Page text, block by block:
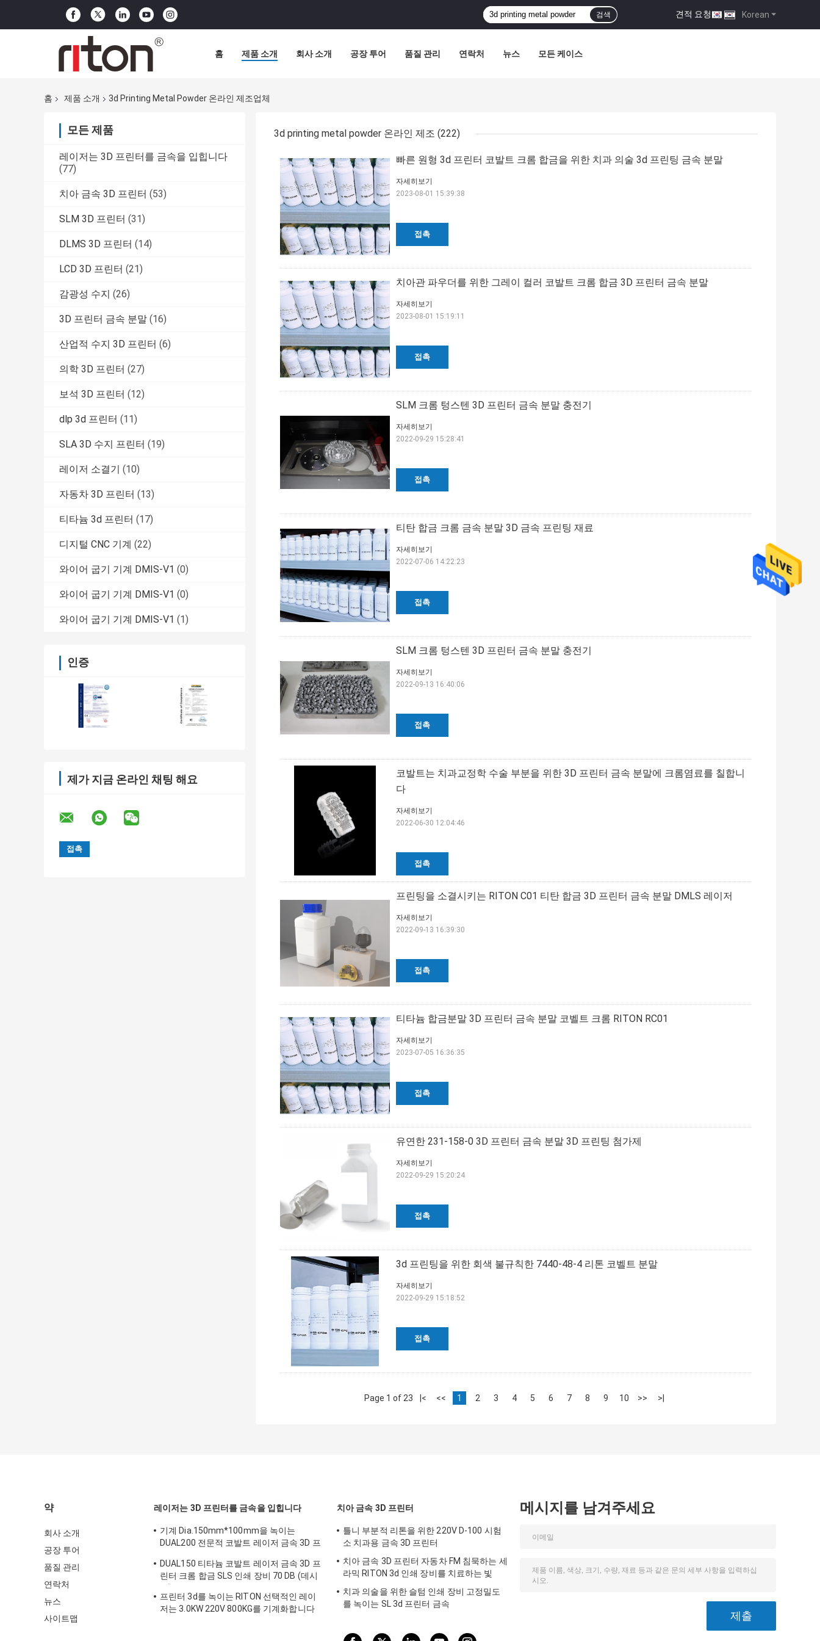
Korean
견적 요청 |
검색
홈 제품 소개 회사 소개 공장 투어 품질 관리 연락처 뉴스 모든 케이스
홈 제품 소개 3d Printing Metal Powder 온라인 제조업체
모든 제품
레이저는 3D 프린터를 금속을 입힙니다
(77)
치아 금속 3D 프린터 (53)
SLM 3D 프린터 (31)
DLMS 3D 프린터 (14)
LCD 3D 프린터 (21)
감광성 수지 (26)
3D 프린터 금속 분말 (16)
산업적 수지 3D 프린터 (6)
의학 3D 프린터 (27)
보석 3D 프린터 (12)
dlp 3d 프린터 (11)
SLA 3D 수지 프린터 (19)
레이저 소결기 (10)
자동차 3D 프린터 (13)
티타늄 3d 프린터 (17)
디지털 CNC 기계 (22)
와이어 굽기 기계 DMIS-V1 (0)
와이어 굽기 기계 DMIS-V1 (0)
와이어 굽기 기계 DMIS-V1 (1)
인증
제가 지금 온라인 채팅 해요
3d printing metal powder 온라인 제조 (222)
빠른 원형 3d 프린터 코발트 크롬 합금을 위한 치과 의술 3d 프린팅 금속 분말
접촉
자세히보기
2023-08-01 15:39:38
치아관 파우더를 위한 그레이 컬러 코발트 크롬 합금 3D 프린터 금속 분말
접촉
자세히보기
2023-08-01 15:19:11
SLM 크롬 텅스텐 3D 프린터 금속 분말 충전기
접촉
자세히보기
2022-09-29 15:28:41
티탄 합금 크롬 금속 분말 3D 금속 프린팅 재료
접촉
자세히보기
2022-07-06 14:22:23
SLM 크롬 텅스텐 3D 프린터 금속 분말 충전기
접촉
자세히보기
2022-09-13 16:40:06
코발트는 치과교정학 수술 부분을 위한 3D 프린터 금속 분말에 크롬염료를 칠합니
다
접촉
자세히보기
2022-06-30 12:04:46
프린팅을 소결시키는 RITON C01 티탄 합금 3D 프린터 금속 분말 DMLS 레이저
접촉
자세히보기
2022-09-13 16:39:30
티타늄 합금분말 3D 프린터 금속 분말 코벨트 크롬 RITON RC01
접촉
자세히보기
2023-07-05 16:36:35
유연한 231-158-0 3D 프린터 금속 분말 3D 프린팅 첨가제
접촉
자세히보기
2022-09-29 15:20:24
3d 프린팅을 위한 회색 불규칙한 7440-48-4 리톤 코벨트 분말
접촉
자세히보기
2022-09-29 15:18:52
Page 1 of 23 |< << 1 2 3 4 5 6 7 8 9 10 >> >|
약
회사 소개
공장 투어
품질 관리
연락처
뉴스
사이트맵
레이저는 3D 프린터를 금속을 입힙니다
기계 Dia.150mm*100mm을 녹이는
DUAL200 전문적 코발트 레이저 금속 3D 프
DUAL150 티타늄 코발트 레이저 금속 3D 프
린터 크롬 합금 SLS 인쇄 장비 70 DB (데시
프린터 3d를 녹이는 RITON 선택적인 레이
저는 3.0KW 220V 800KG를 기계화합니다
치아 금속 3D 프린터
틀니 부분적 리톤을 위한 220V D-100 시험
소 치과용 금속 3D 프린터
치아 금속 3D 프린터 자동차 FM 침묵하는 세
라믹 RITON 3d 인쇄 장비를 치료하는 빛
치과 의술을 위한 슬텀 인쇄 장비 고정밀도
를 녹이는 SL 3d 프린터 금속
메시지를 남겨주세요